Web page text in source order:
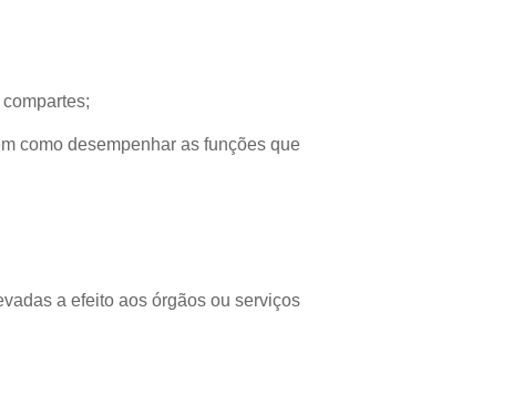
como desempenhar as funções que
a efeito aos órgãos ou serviços